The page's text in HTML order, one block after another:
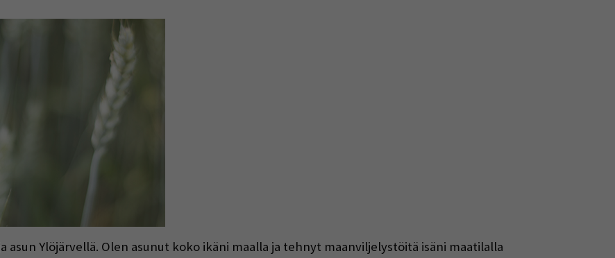
asun Ylöjärvellä. Olen asunut koko ikäni maalla ja tehnyt maanviljelystöitä isäni maatilalla